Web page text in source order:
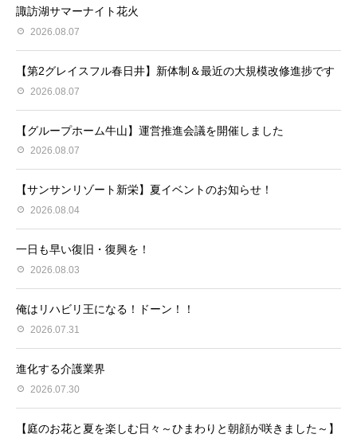
諏訪湖サマーナイト花火
2026.08.07
【第2グレイスフル春日井】新体制＆最近の大規模改修進捗です
2026.08.07
【グループホーム牛山】運営推進会議を開催しました
2026.08.07
【サンサンリゾート新栄】夏イベントのお知らせ！
2026.08.04
一日も早い復旧・復興を！
2026.08.03
俺はリハビリ王になる！ドーン！！
2026.07.31
進化する介護業界
2026.07.30
【庭のお花と夏を楽しむ日々～ひまわりと朝顔が咲きました～】